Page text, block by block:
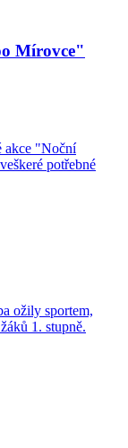
Mírovce"
akce "Noční
potřebné
ožily sportem,
1. stupně.